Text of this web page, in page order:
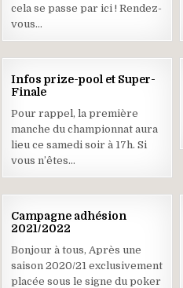
cela se passe par ici ! Rendez-
vous…
17
SEP
Infos prize-pool et Super-
Finale
Pour rappel, la première
manche du championnat aura
lieu ce samedi soir à 17h. Si
vous n’êtes…
Campagne adhésion
2021/2022
Bonjour à tous, Après une
saison 2020/21 exclusivement
placée sous le signe du poker